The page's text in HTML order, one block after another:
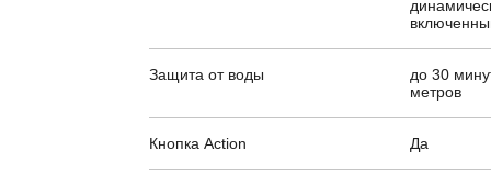
Защита от воды
до 30
метров
Кнопка Action Да